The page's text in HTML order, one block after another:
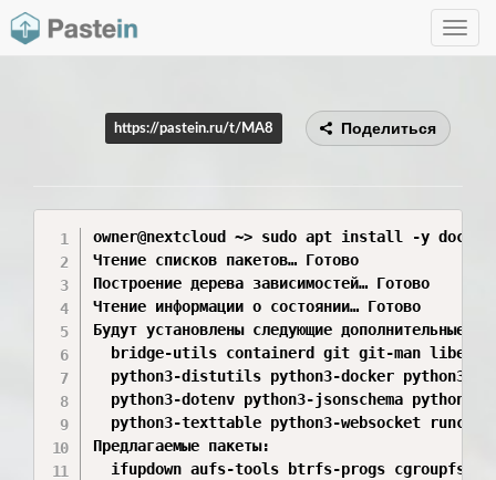
Toggle
https://pastein.ru/t/MA8 Поделиться
owner@nextcloud ~> sudo apt install -y
Чтение списков пакетов… Готово
Построение дерева зависимостей… Готово
Чтение информации о состоянии…
Будут установлены следующие дополнительные
bridge-utils containerd git git-man
python3-distutils python3-docker python3-
python3-dotenv python3-jsonschema python3-
python3-texttable python3-websocket runc
Предлагаемые пакеты:
ifupdown aufs-tools btrfs-progs cgroupfs-